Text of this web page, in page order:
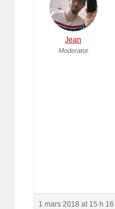
Jean
Moderator
1 mars 2018 at 15 h 16